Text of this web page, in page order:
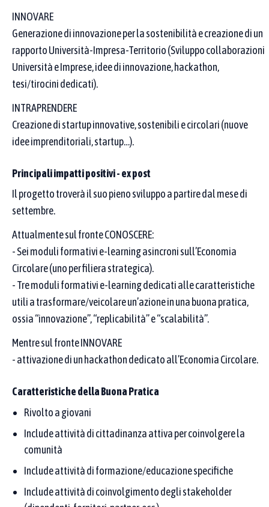
12 13 16 17 Seleziona tutti
Aree tematiche
Puoi selezionare una o più aree tematiche dal menu. Se ne scegli
più di una, compaiono le pratiche legate ad almeno una di esse.
Per restringere ulteriormente, aggiungi parole chiave nei campi
sopra (denominazione o proponente): l’elenco mostra solo le
pratiche che rispettano sia il testo sia l’area.
Affina la ricerca
Fai clic su una regione per scoprire la distribuzione
geografica delle Buone Pratiche (per Regione del
Proponente)
INNOVARE
Generazione di innovazione per la sostenibilità e creazione di un
rapporto Università-Impresa-Territorio (Sviluppo collaborazioni
Università e Imprese, idee di innovazione, hackathon,
tesi/tirocini dedicati).
INTRAPRENDERE
Creazione di startup innovative, sostenibili e circolari (nuove
idee imprenditoriali, startup…).
Principali impatti positivi - ex post
Il progetto troverà il suo pieno sviluppo a partire dal mese di
settembre.
Attualmente sul fronte CONOSCERE:
- Sei moduli formativi e-learning asincroni sull’Economia
Circolare (uno per filiera strategica).
- Tre moduli formativi e-learning dedicati alle caratteristiche
utili a trasformare/veicolare un’azione in una buona pratica,
ossia “innovazione”, “replicabilità” e “scalabilità”.
Mentre sul fronte INNOVARE
- attivazione di un hackathon dedicato all’Economia Circolare.
Caratteristiche della Buona Pratica
Rivolto a giovani
Include attività di cittadinanza attiva per coinvolgere la
comunità
Include attività di formazione/educazione specifiche
Include attività di coinvolgimento degli stakeholder